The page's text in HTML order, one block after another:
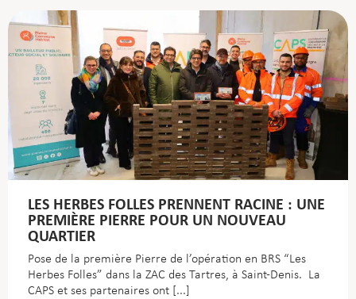
LES HERBES FOLLES PRENNENT RACINE : UNE
PREMIÈRE PIERRE POUR UN NOUVEAU
QUARTIER
Pose de la première Pierre de l’opération en BRS “Les
Herbes Folles” dans la ZAC des Tartres, à Saint-Denis. La
CAPS et ses partenaires ont